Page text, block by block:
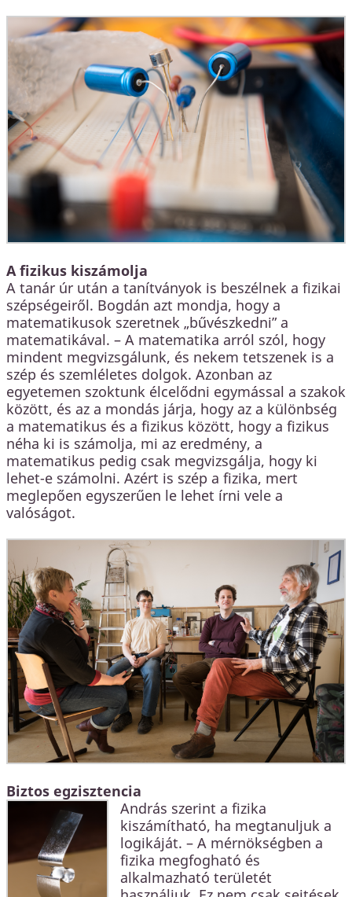
A fizikus kiszámolja
A tanár úr után a tanítványok is beszélnek a fizikai
szépségeiről. Bogdán azt mondja, hogy a
matematikusok szeretnek „bűvészkedni” a
matematikával. – A matematika arról szól, hogy
mindent megvizsgálunk, és nekem tetszenek is a
szép és szemléletes dolgok. Azonban az
egyetemen szoktunk élcelődni egymással a szakok
között, és az a mondás járja, hogy az a különbség
a matematikus és a fizikus között, hogy a fizikus
néha ki is számolja, mi az eredmény, a
matematikus pedig csak megvizsgálja, hogy ki
lehet-e számolni. Azért is szép a fizika, mert
meglepően egyszerűen le lehet írni vele a
valóságot.
Biztos egzisztencia
András szerint a fizika
kiszámítható, ha megtanuljuk a
logikáját. – A mérnökségben a
fizika megfogható és
alkalmazható területét